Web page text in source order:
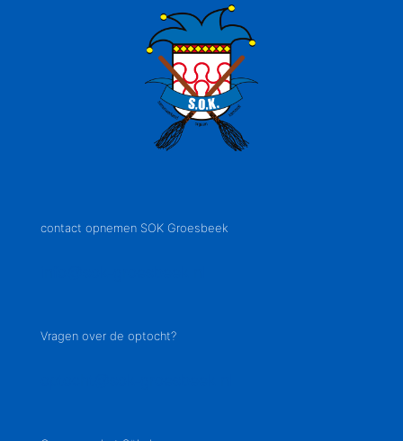
contact opnemen SOK Groesbeek
Vragen over de optocht?